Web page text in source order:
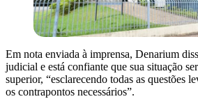
Em nota enviada à imprensa, Denarium
judicial e está confiante que sua situação
superior, “esclarecendo todas as questões
os contrapontos necessários”.